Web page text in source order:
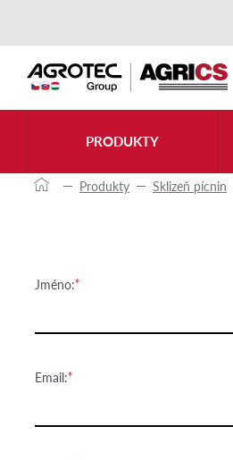
PRODUKTY
Produkty Sklizeň pícnin
Kontaktujte nás
Jméno:
Email: